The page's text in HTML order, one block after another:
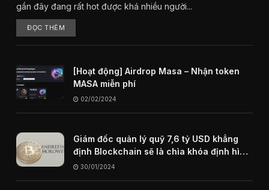
gần đây đang rất hot được khá nhiều người...
ĐỌC THÊM
[Hoạt động] Airdrop Masa – Nhận token
MASA miễn phí
02/02/2024
Giám đốc quản lý quỹ 7,6 tỷ USD khẳng
định Blockchain sẽ là chìa khóa định hình
internet trong tương lai
30/01/2024